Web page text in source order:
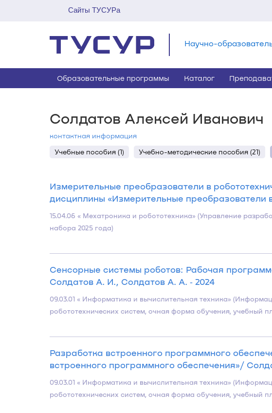
Сайты ТУСУРа
Научно-
Образовательные программы Каталог
Солдатов Алексей Иванович
контактная информация
Учебные пособия (1)
Учебно-методические пособия (21)
Измерительные преобразователи в
дисциплины «Измерительные преобразователи
15.04.06 « Мехатроника и робототехника» (Управление
набора 2025 года)
Сенсорные системы роботов: Рабочая
Солдатов А. И., Солдатов А. А. ‐ 2024
09.03.01 « Информатика и вычислительная техника»
робототехнических систем, очная форма обучения, учебный
Разработка встроенного программного
встроенного программного обеспечения»/
09.03.01 « Информатика и вычислительная техника»
робототехнических систем, очная форма обучения, учебный